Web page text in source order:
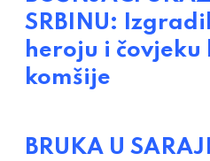
SRBINU:
heroju i čovjeku
komšije
BRUKA U